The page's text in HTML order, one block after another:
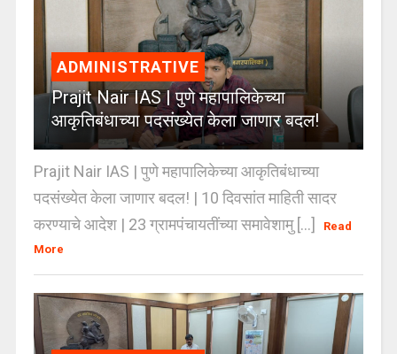
ADMINISTRATIVE
Prajit Nair IAS | पुणे महापालिकेच्या
आकृतिबंधाच्या पदसंख्येत केला जाणार बदल!
Prajit Nair IAS | पुणे महापालिकेच्या आकृतिबंधाच्या
पदसंख्येत केला जाणार बदल! | 10 दिवसांत माहिती सादर
करण्याचे आदेश | 23 ग्रामपंचायतींच्या समावेशामु [...]
Read
More